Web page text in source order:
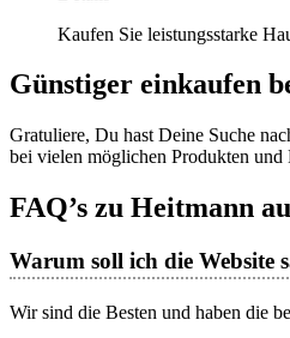
Kaufen Sie leistungsstarke
Günstiger einkaufen
Gratuliere, Du hast Deine Suche
bei vielen möglichen Produkten
FAQ’s zu Heitmann
Warum soll ich die Website
Wir sind die Besten und haben die